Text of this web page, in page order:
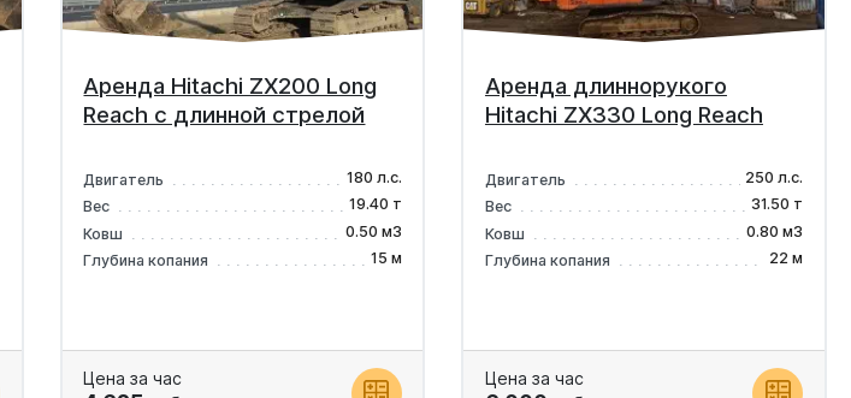
Аренда Hitachi ZX200 Long
Reach с длинной стрелой
Двигатель
180 л.с.
Вес
19.40 т
Ковш
0.50 м3
Глубина копания
15 м
Цена за час
Аренда длиннорукого
Hitachi ZX330 Long Reach
Двигатель
250 л.с.
Вес
31.50 т
Ковш
0.80 м3
Глубина копания
22 м
Цена за час